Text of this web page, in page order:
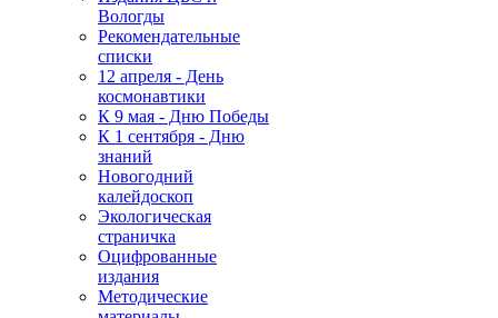
Вологды
Рекомендательные
списки
12 апреля - День
космонавтики
К 9 мая - Дню Победы
К 1 сентября - Дню
знаний
Новогодний
калейдоскоп
Экологическая
страничка
Оцифрованные
издания
Методические